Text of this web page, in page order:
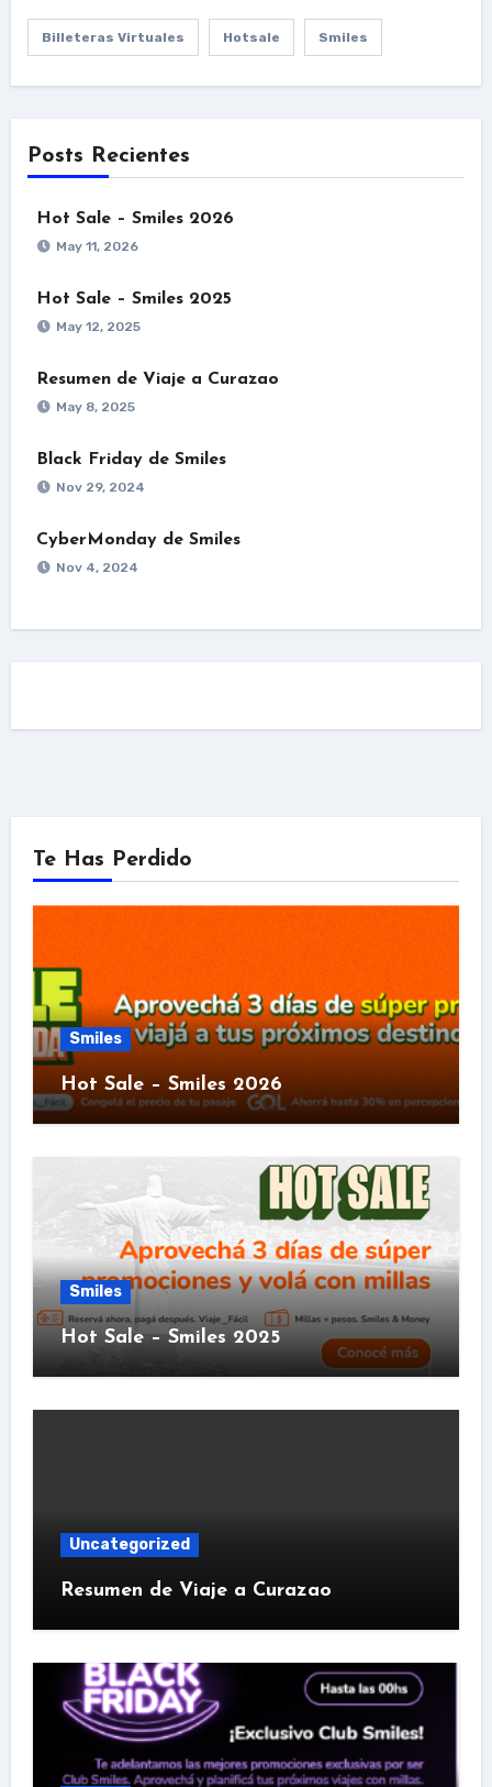
Billeteras Virtuales Hotsale Smiles
Posts Recientes
Hot Sale – Smiles 2026
May 11, 2026
Hot Sale – Smiles 2025
May 12, 2025
Resumen de Viaje a Curazao
May 8, 2025
Black Friday de Smiles
Nov 29, 2024
CyberMonday de Smiles
Nov 4, 2024
Te Has Perdido
Smiles
Hot Sale – Smiles 2026
Smiles
Hot Sale – Smiles 2025
Uncategorized
Resumen de Viaje a Curazao